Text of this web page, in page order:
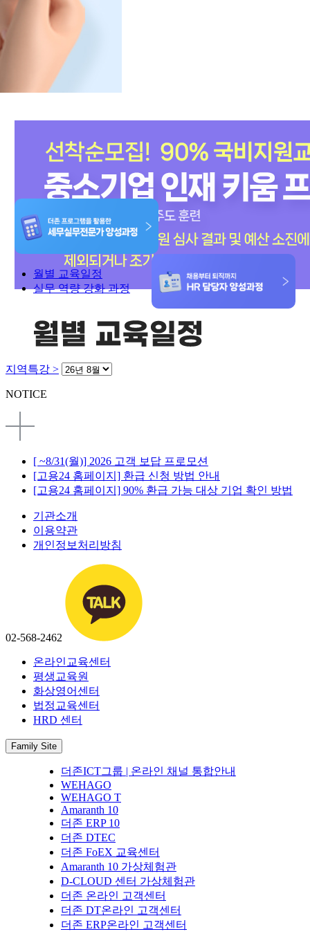
월별 교육일정
실무 역량 강화 과정
지역특강 >
NOTICE
[ ~8/31(월)] 2026 고객 보답 프로모션
[고용24 홈페이지] 환급 신청 방법 안내
[고용24 홈페이지] 90% 환급 가능 대상 기업 확인 방법
기관소개
이용약관
개인정보처리방침
02-568-2462
온라인교육센터
평생교육원
화상영어센터
법정교육센터
HRD 센터
Family Site
더존ICT그룹 | 온라인 채널 통합안내
WEHAGO
WEHAGO T
Amaranth 10
더존 ERP 10
더존 DTEC
더존 FoEX 교육센터
Amaranth 10 가상체험관
D-CLOUD 센터 가상체험관
더존 온라인 고객센터
더존 DT온라인 고객센터
더존 ERP온라인 고객센터